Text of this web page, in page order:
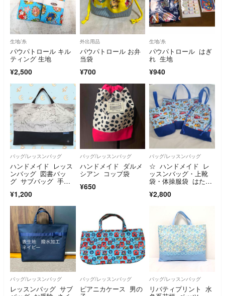
生地/糸
パウパトロール キル
ティング 生地
¥2,500
外出用品
パウパトロール お弁
当袋
¥700
生地/糸
パウパトロール はぎ
れ 生地
¥940
バッグ/レッスンバッグ
ハンドメイド レッス
ンバッグ 図書バッ
グ サブバッグ 手提
¥1,200
バッグ/レッスンバッグ
ハンドメイド ダルメ
シアン コップ袋
¥650
バッグ/レッスンバッグ
☆ ハンドメイド レ
ッスンバッグ・上靴
袋・体操服袋 はたら
¥2,800
バッグ/レッスンバッグ
レッスンバッグ サブ
バッグ/レッスンバッグ
ピアニカケース 男の
バッグ/レッスンバッグ
リバティプリント 水